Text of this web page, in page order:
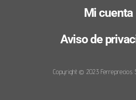
Mi cuenta
Aviso de
Copyright © 2023 Ferreprecios